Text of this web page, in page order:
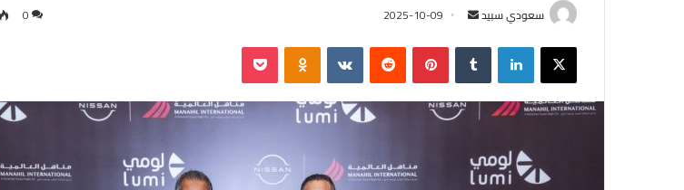
سعودي سبيد
ل
ب
2025-10-09
0
لينكدإن بينتيريست